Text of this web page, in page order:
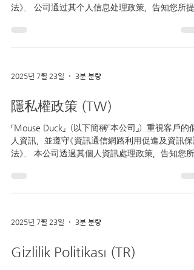
法》。 公司通过其个人信息处理政策，告知您所提
措施来保护个人信息。 如果公司修改个人信息处理
政策，将通过咖啡馆通知（或个别...
2025년 7월 23일 3분 분량
隱私權政策 (TW)
「Mouse Duck」（以下簡稱「本公司」）重視客戶的個
人資訊，並遵守《資訊通信網路利用促進及資訊保
法》。 本公司透過其個人資訊處理政策，告知您所
2025년 7월 23일 3분 분량
Gizlilik Politikası (TR)